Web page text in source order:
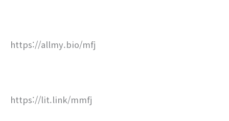
https://allmy.bio/mfj
https://lit.link/mmfj